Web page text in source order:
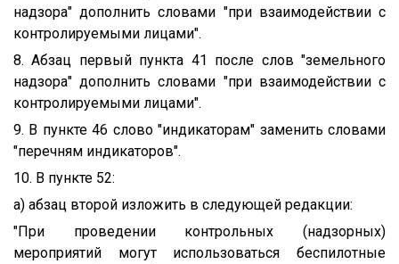
надзора" дополнить словами "при взаимодействии с
контролируемыми лицами".
8. Абзац первый пункта 41 после слов "земельного
надзора" дополнить словами "при взаимодействии с
контролируемыми лицами".
9. В пункте 46 слово "индикаторам" заменить словами
"перечням индикаторов".
10. В пункте 52:
а) абзац второй изложить в следующей редакции:
"При проведении контрольных (надзорных)
мероприятий могут использоваться беспилотные